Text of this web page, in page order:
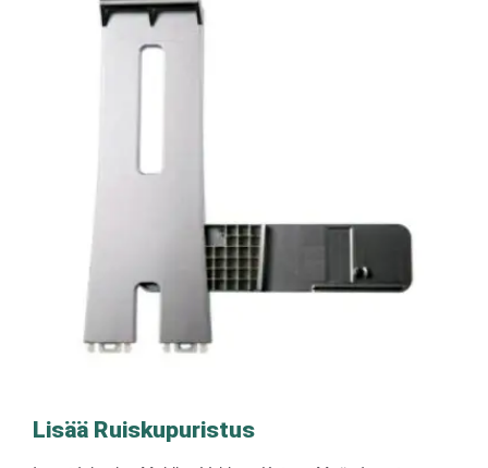
Lisää Ruiskupuristus